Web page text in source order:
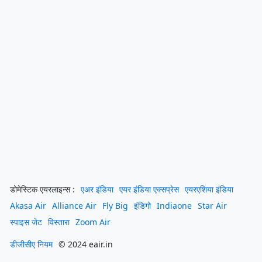
डोमेस्टिक एयरलाइन्स : एअर इंडिया एयर इंडिया एक्सप्रेस एयरएशिया इंडिया
Akasa Air Alliance Air Fly Big इंडिगो Indiaone Star Air
स्पाइस जेट विस्तारा Zoom Air
डीजीसीए नियम © 2024 eair.in